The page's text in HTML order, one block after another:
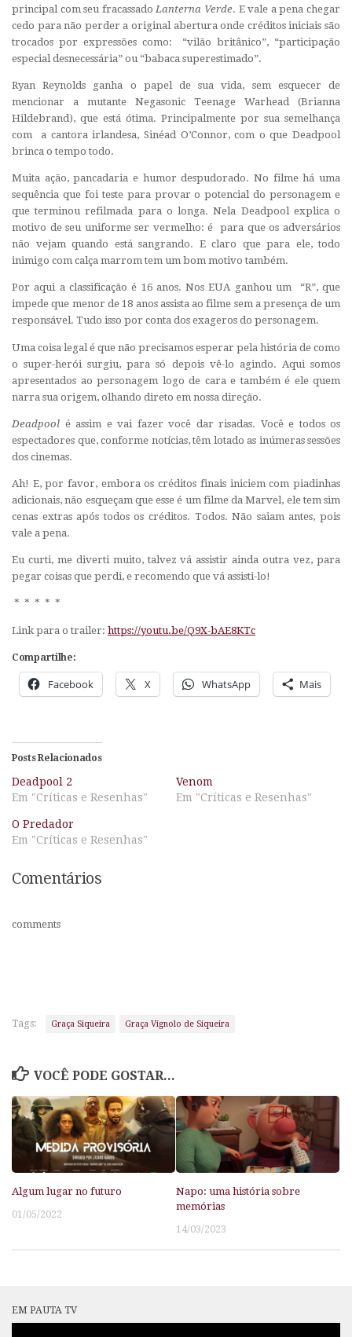
principal com seu fracassado Lanterna Verde. E vale a pena chegar
cedo para não perder a original abertura onde créditos iniciais são
trocados por expressões como: “vilão britânico”, “participação
especial desnecessária” ou “babaca superestimado”.
Ryan Reynolds ganha o papel de sua vida, sem esquecer de
mencionar a mutante Negasonic Teenage Warhead (Brianna
Hildebrand), que está ótima. Principalmente por sua semelhança
com a cantora irlandesa, Sinéad O’Connor, com o que Deadpool
brinca o tempo todo.
Muita ação, pancadaria e humor despudorado. No filme há uma
sequência que foi teste para provar o potencial do personagem e
que terminou refilmada para o longa. Nela Deadpool explica o
motivo de seu uniforme ser vermelho: é para que os adversários
não vejam quando está sangrando. E claro que para ele, todo
inimigo com calça marrom tem um bom motivo também.
Por aqui a classificação é 16 anos. Nos EUA ganhou um “R”, que
impede que menor de 18 anos assista ao filme sem a presença de um
responsável. Tudo isso por conta dos exageros do personagem.
Uma coisa legal é que não precisamos esperar pela história de como
o super-herói surgiu, para só depois vê-lo agindo. Aqui somos
apresentados ao personagem logo de cara e também é ele quem
narra sua origem, olhando direto em nossa direção.
Deadpool é assim e vai fazer você dar risadas. Você e todos os
espectadores que, conforme notícias, têm lotado as inúmeras sessões
dos cinemas.
Ah! E, por favor, embora os créditos finais iniciem com piadinhas
adicionais, não esqueçam que esse é um filme da Marvel, ele tem sim
cenas extras após todos os créditos. Todos. Não saiam antes, pois
vale a pena.
Eu curti, me diverti muito, talvez vá assistir ainda outra vez, para
pegar coisas que perdi, e recomendo que vá assisti-lo!
* * * * *
Link para o trailer: https://youtu.be/Q9X-bAE8KTc
Compartilhe:
Facebook X WhatsApp Mais
Posts Relacionados
Deadpool 2
Em "Críticas e Resenhas"
Venom
Em "Críticas e Resenhas"
O Predador
Em "Críticas e Resenhas"
Comentários
comments
Tags: Graça Siqueira Graça Vignolo de Siqueira
VOCÊ PODE GOSTAR...
Algum lugar no futuro
01/05/2022
Napo: uma história sobre
memórias
14/03/2023
EM PAUTA TV